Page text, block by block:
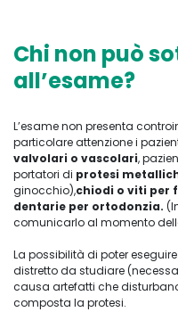
Chi non può
all’esame?
L’esame non presenta
particolare attenzione i
valvolari o vascolari,
portatori di protesi
ginocchio),chiodi o viti per
dentarie per ortodonzia.
comunicarlo al momento
La possibilità di poter
distretto da studiare
causa artefatti che
composta la protesi.